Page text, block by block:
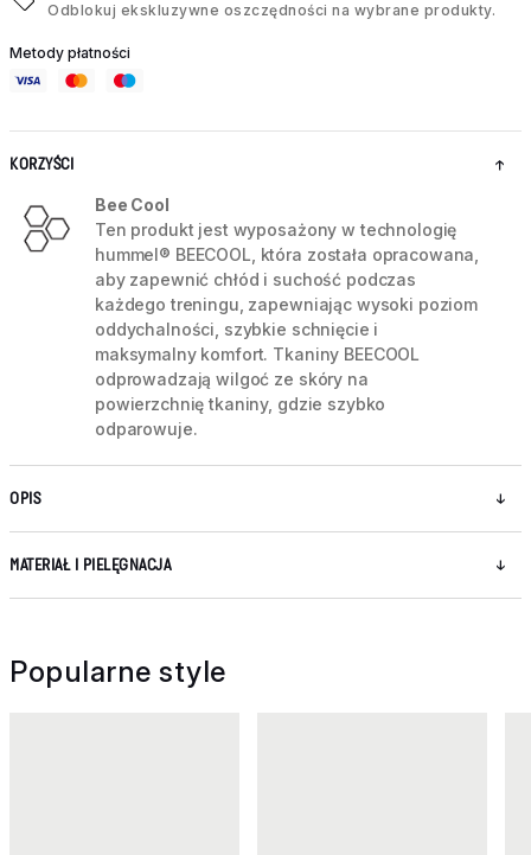
Odblokuj ekskluzywne oszczędności na wybrane produkty.
Metody płatności
KORZYŚCI
Bee Cool
Ten produkt jest wyposażony w technologię
hummel® BEECOOL, która została opracowana,
aby zapewnić chłód i suchość podczas
każdego treningu, zapewniając wysoki poziom
oddychalności, szybkie schnięcie i
maksymalny komfort. Tkaniny BEECOOL
odprowadzają wilgoć ze skóry na
powierzchnię tkaniny, gdzie szybko
odparowuje.
OPIS
MATERIAŁ I PIELĘGNACJA
Popularne style